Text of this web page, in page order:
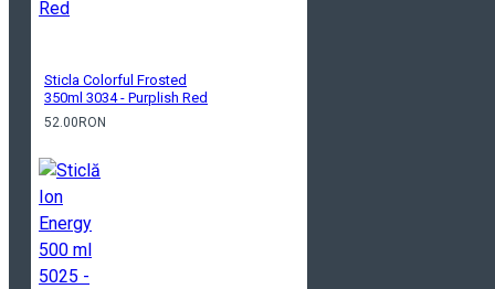
Sticla Colorful Frosted
350ml 3034 - Purplish Red
52.00RON